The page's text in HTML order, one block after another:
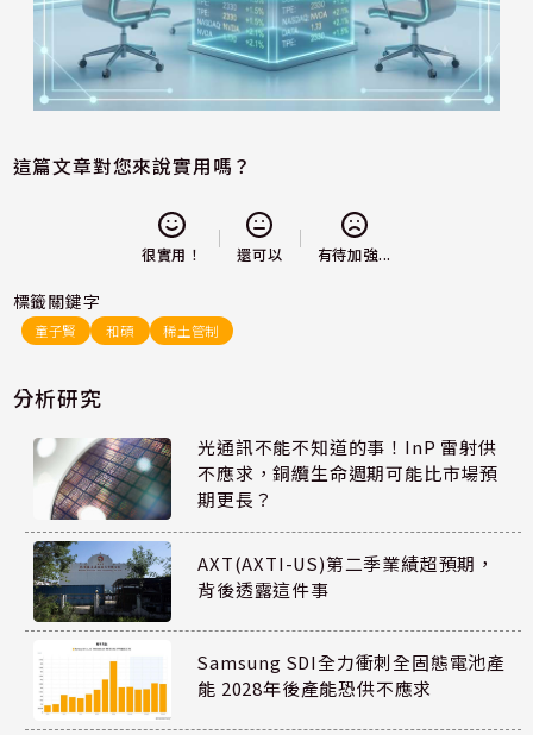
這篇文章對您來說實用嗎？
很實用！ 還可以 有待加強...
標籤關鍵字
童子賢 和碩 稀土管制
分析研究
光通訊不能不知道的事！InP 雷射供
不應求，銅纜生命週期可能比市場預
期更長？
AXT(AXTI-US)第二季業績超預期，
背後透露這件事
Samsung SDI全力衝刺全固態電池產
能 2028年後產能恐供不應求